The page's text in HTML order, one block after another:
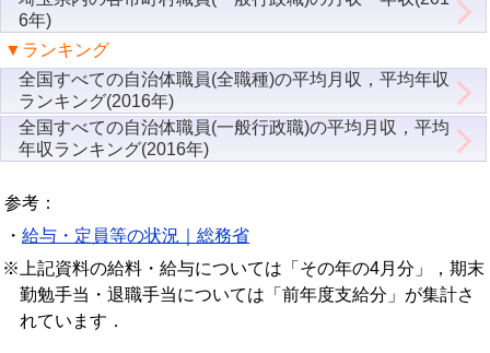
6年)
▼ランキング
全国すべての自治体職員(全職種)の平均月収，平均年収
ランキング(2016年)
全国すべての自治体職員(一般行政職)の平均月収，平均
年収ランキング(2016年)
参考：
・ 給与・定員等の状況｜総務省
※上記資料の給料・給与については「その年の4月分」，期末
勤勉手当・退職手当については「前年度支給分」が集計さ
れています．